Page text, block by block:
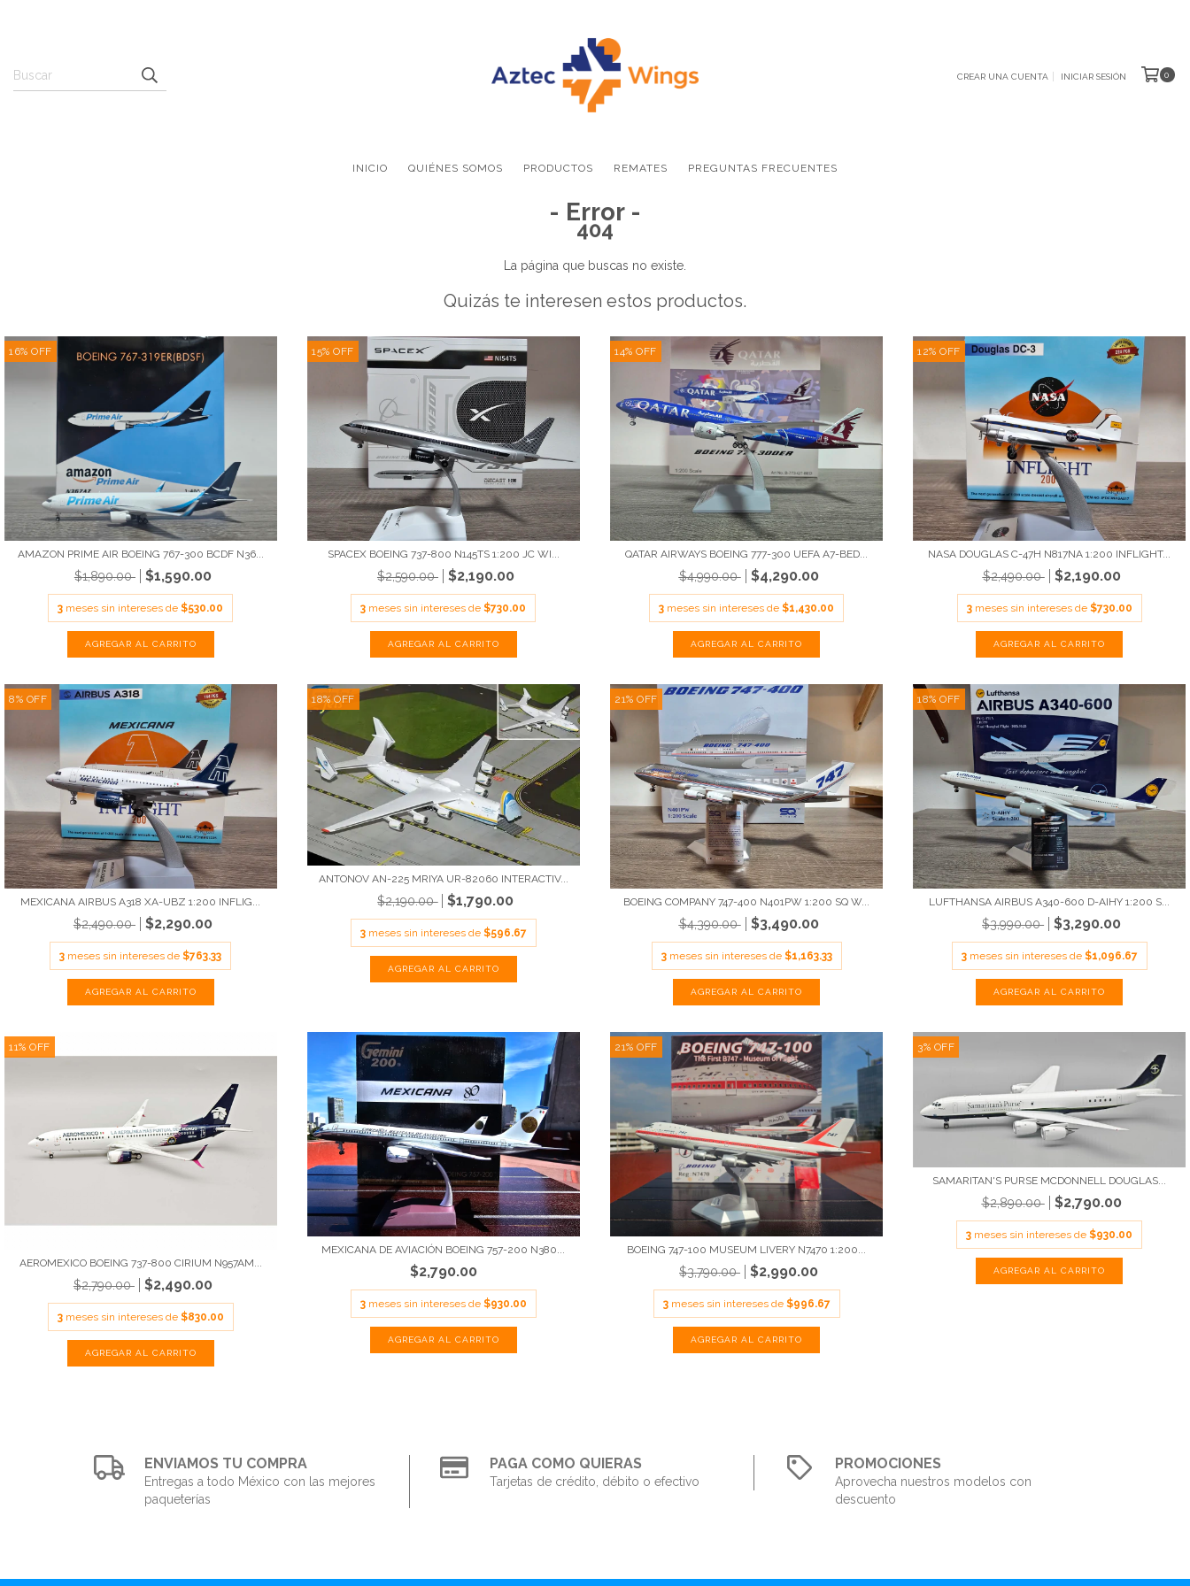
CREAR UNA CUENTA INICIAR SESIÓN 0
INICIO QUIÉNES SOMOS PRODUCTOS REMATES PREGUNTAS FRECUENTES
- Error -
404
La página que buscas no existe.
Quizás te interesen estos productos.
16% OFF
AMAZON PRIME AIR BOEING 767-300 BCDF N36...
$1,890.00 $1,590.00
3 meses sin intereses de$530.00
15%OFF
SPACEX BOEING 737-800 N145TS 1:200 JC WI...
$2,590.00 $2,190.00
3 meses sin intereses de$730.00
14%OFF
QATAR AIRWAYS BOEING 777-300 UEFA A7-BED...
$4,990.00 $4,290.00
3 meses sin intereses de$1,430.00
12%OFF
NASA DOUGLAS C-47H N817NA 1:200 INFLIGHT...
$2,490.00 $2,190.00
3 meses sin intereses de $730.00
8% OFF
MEXICANA AIRBUS A318 XA-UBZ 1:200 INFLIG...
$2,490.00 $2,290.00
3 meses sin intereses de$763.33
18%OFF
ANTONOV AN-225 MRIYA UR-82060 INTERACTIV...
$2,190.00 $1,790.00
3 meses sin intereses de $596.67
21%OFF
BOEING COMPANY 747-400 N401PW 1:200 SQ W...
$4,390.00 $3,490.00
3 meses sin intereses de $1,163.33
18%OFF
LUFTHANSA AIRBUS A340-600 D-AIHY 1:200 S...
$3,990.00 $3,290.00
3 meses sin intereses de $1,096.67
11% OFF
AEROMEXICO BOEING 737-800 CIRIUM N957AM...
$2,790.00 $2,490.00
3 meses sin intereses de $830.00
MEXICANA DE AVIACIÓN BOEING 757-200 N380...
$2,790.00
3 meses sin intereses de $930.00
21%OFF
BOEING 747-100 MUSEUM LIVERY N7470 1:200...
$3,790.00 $2,990.00
3 meses sin intereses de $996.67
3% OFF
SAMARITAN'S PURSE MCDONNELL DOUGLAS...
$2,890.00 $2,790.00
3 meses sin intereses de$930.00
ENVIAMOS TU COMPRA
Entregas a todo México con las mejores
paqueterías
PAGA COMO QUIERAS
Tarjetas de crédito, débito o efectivo
PROMOCIONES
Aprovecha nuestros modelos con
descuento